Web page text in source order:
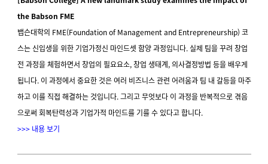
the Babson FME
뱁슨대학의 FME(Foundation of Management and Entrepreneurship) 코
스는 신입생을 위한 기업가정신 마인드셋 함양 과정입니다. 실제 팀을 꾸려 창업
전 과정을 체험하면서 창업의 필요요소, 창업 생태계, 의사결정방법 등을 배우게
됩니다. 이 과정에서 중요한 것은 여러 비즈니스 관련 어려움과 팀 내 갈등을 마주
하고 이를 직접 해결하는 것입니다. 그리고 무엇보다 이 과정을 반복적으로 겪음
으로써 회복탄력성과 기업가적 마인드를 기를 수 있다고 합니다.
>>> 내용 보기